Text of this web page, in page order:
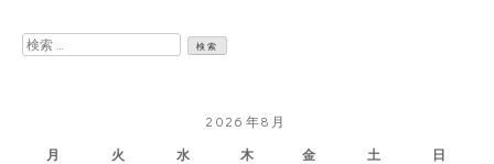
手？
検
2026年8月
月
火 水 木 金 土 日